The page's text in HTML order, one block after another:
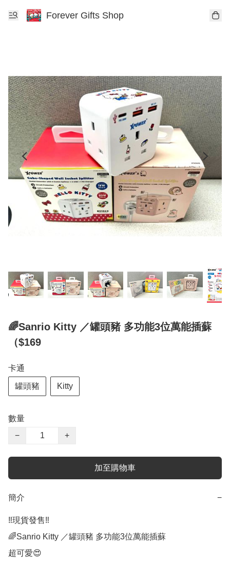
Forever Gifts Shop
🌈Sanrio Kitty ／罐頭豬 多功能3位萬能插蘇
（$169
卡通
罐頭豬 Kitty
數量
−
+
加至購物車
簡介 −
‼️現貨發售‼️
🌈Sanrio Kitty ／罐頭豬 多功能3位萬能插蘇
超可愛😍